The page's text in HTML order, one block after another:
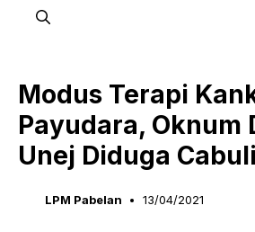
Modus Terapi
Payudara, Oknum
Unej Diduga
LPM Pabelan 13/04/2021